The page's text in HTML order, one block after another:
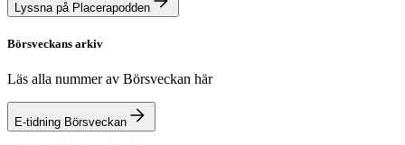
Lyssna på Placerapodden
Börsveckans arkiv
Läs alla nummer av Börsveckan här
E-tidning Börsveckan